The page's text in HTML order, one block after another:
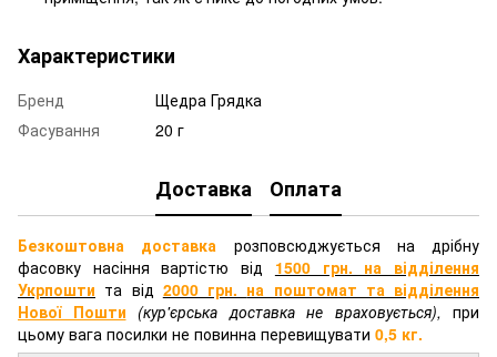
Характеристики
Бренд
Щедра Грядка
Фасування
20 г
Доставка Оплата
Безкоштовна доставка розповсюджується на дрібну
фасовку насіння вартістю від 1500 грн. на відділення
Укрпошти та від 2000 грн. на поштомат та відділення
Нової Пошти (кур'єрська доставка не враховується), при
цьому вага посилки не повинна перевищувати 0,5 кг.